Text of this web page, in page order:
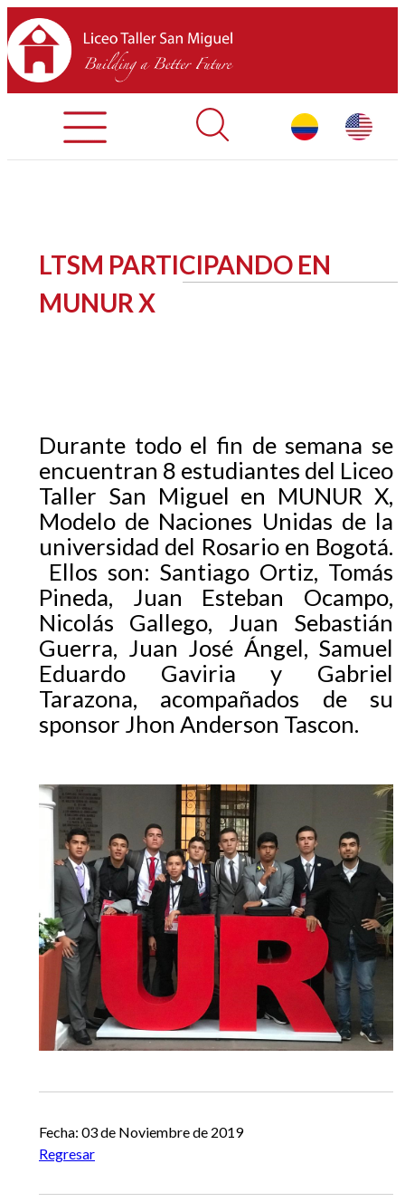
INICIO
LTSM PARTICIPANDO EN
MUNUR X
Durante todo el fin de semana se
encuentran 8 estudiantes del Liceo
Taller San Miguel en MUNUR X,
Modelo de Naciones Unidas de la
universidad del Rosario en Bogotá.
Ellos son: Santiago Ortiz, Tomás
Pineda, Juan Esteban Ocampo,
Nicolás Gallego, Juan Sebastián
Guerra, Juan José Ángel, Samuel
Eduardo Gaviria y Gabriel
Tarazona, acompañados de su
sponsor Jhon Anderson Tascon.
Fecha: 03 de Noviembre de 2019
Regresar